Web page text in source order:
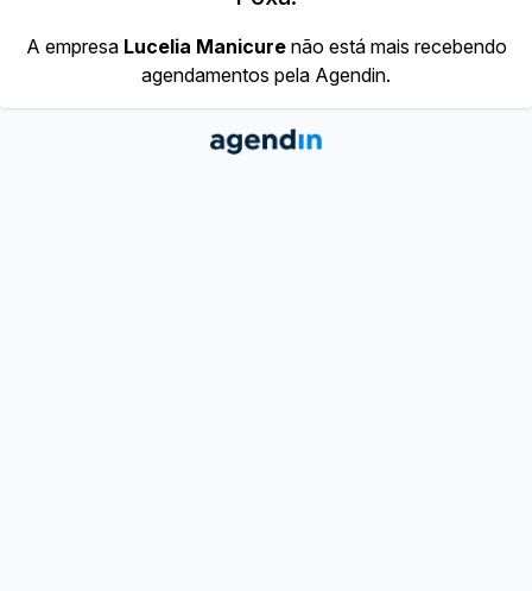
A empresa Lucelia Manicurenão está mais recebendo
agendamentos pela Agendin.